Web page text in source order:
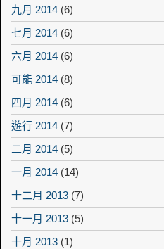
九月 2014 (6)
七月 2014 (6)
六月 2014 (6)
可能 2014 (8)
四月 2014 (6)
遊行 2014 (7)
二月 2014 (5)
一月 2014 (14)
十二月 2013 (7)
十一月 2013 (5)
十月 2013 (1)